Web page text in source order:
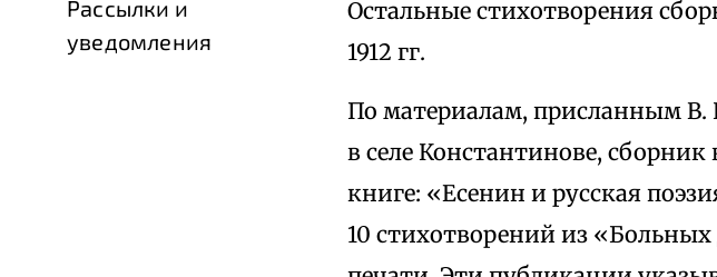
Рассылки и
уведомления
Остальные стихотворения
1912 гг.
По материалам, присланным В.
в селе Константинове,
книге: «Есенин и русская
10 стихотворений из